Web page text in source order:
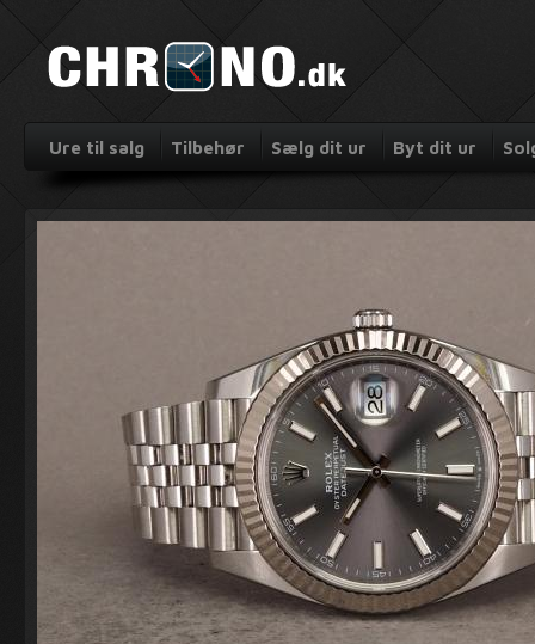
Ure til salg Tilbehør Sælg dit ur Byt dit ur